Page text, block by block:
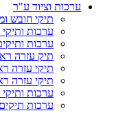
ערכות וציוד ע"ר
תיקי חובש
ערכות
ערכות
תיק עזרה
תיקי עזרה
תיקי עזרה
ערכות
ערכות